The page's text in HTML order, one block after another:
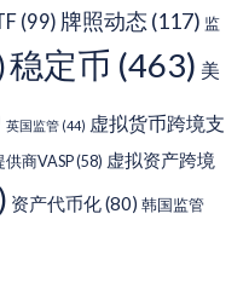
(99) 牌照动态 (117) 监
稳定币 (463) 美
英国监管 (44) 虚拟货币跨境支
商VASP(58) 虚拟资产跨境
资产代币化(80) 韩国监管